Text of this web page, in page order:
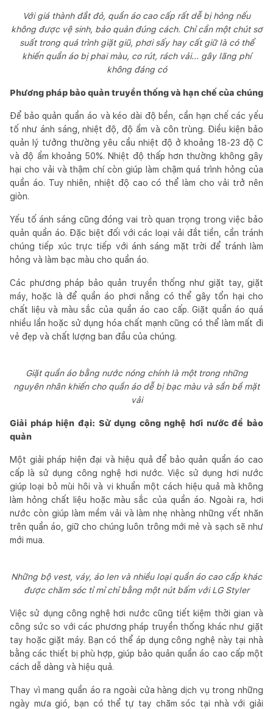
Với giá thành đắt đỏ, quần áo cao cấp rất dễ bị hỏng nếu
không được vệ sinh, bảo quản đúng cách. Chỉ cần một chút sơ
suất trong quá trình giặt giũ, phơi sấy hay cất giữ là có thể
khiến quần áo bị phai màu, co rút, rách vải... gây lãng phí
không đáng có
Phương pháp bảo quản truyền thống và hạn chế của chúng
Để bảo quản quần áo và kéo dài độ bền, cần hạn chế các yếu
tố như ánh sáng, nhiệt độ, độ ẩm và côn trùng. Điều kiện bảo
quản lý tưởng thường yêu cầu nhiệt độ ở khoảng 18-23 độ C
và độ ẩm khoảng 50%. Nhiệt độ thấp hơn thường không gây
hại cho vải và thậm chí còn giúp làm chậm quá trình hỏng của
quần áo. Tuy nhiên, nhiệt độ cao có thể làm cho vải trở nên
giòn.
Yếu tố ánh sáng cũng đóng vai trò quan trọng trong việc bảo
quản quần áo. Đặc biệt đối với các loại vải đắt tiền, cần tránh
chúng tiếp xúc trực tiếp với ánh sáng mặt trời để tránh làm
hỏng và làm bạc màu cho quần áo.
Các phương pháp bảo quản truyền thống như giặt tay, giặt
máy, hoặc là để quần áo phơi nắng có thể gây tổn hại cho
chất liệu và màu sắc của quần áo cao cấp. Giặt quần áo quá
nhiều lần hoặc sử dụng hóa chất mạnh cũng có thể làm mất đi
vẻ đẹp và chất lượng ban đầu của chúng.
Giặt quần áo bằng nước nóng chính là một trong những
nguyên nhân khiến cho quần áo dễ bị bạc màu và sần bề mặt
vải
Giải pháp hiện đại: Sử dụng công nghệ hơi nước để bảo
quản
Một giải pháp hiện đại và hiệu quả để bảo quản quần áo cao
cấp là sử dụng công nghệ hơi nước. Việc sử dụng hơi nước
giúp loại bỏ mùi hôi và vi khuẩn một cách hiệu quả mà không
làm hỏng chất liệu hoặc màu sắc của quần áo. Ngoài ra, hơi
nước còn giúp làm mềm vải và làm nhẹ nhàng những vết nhăn
trên quần áo, giữ cho chúng luôn trông mới mẻ và sạch sẽ như
mới mua.
Những bộ vest, váy, áo len và nhiều loại quần áo cao cấp khác
được chăm sóc tỉ mỉ chỉ bằng một nút bấm với LG Styler
Việc sử dụng công nghệ hơi nước cũng tiết kiệm thời gian và
công sức so với các phương pháp truyền thống khác như giặt
tay hoặc giặt máy. Bạn có thể áp dụng công nghệ này tại nhà
bằng các thiết bị phù hợp, giúp bảo quản quần áo cao cấp một
cách dễ dàng và hiệu quả.
Thay vì mang quần áo ra ngoài cửa hàng dịch vụ trong những
ngày mưa gió, bạn có thể tự tay chăm sóc tại nhà với giải